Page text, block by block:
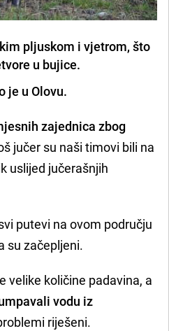
pljuskom i vjetrom, što
u bujice.
je u Olovu.
zajednica zbog
jučer su naši timovi bili na
uslijed jučerašnjih
putevi na ovom području
su začepljeni.
velike količine padavina, a
vodu iz
riješeni.